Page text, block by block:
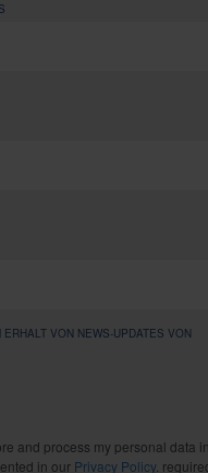
VON NEWS-UPDATES VON
and process my personal data
in our Privacy Policy.